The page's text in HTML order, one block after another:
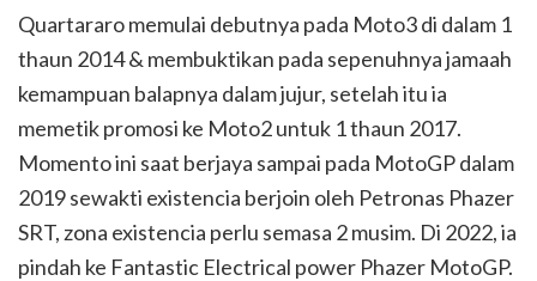
Quartararo memulai debutnya pada Moto3 di dalam 1
thaun 2014 & membuktikan pada sepenuhnya jamaah
kemampuan balapnya dalam jujur, setelah itu ia
memetik promosi ke Moto2 untuk 1 thaun 2017.
Momento ini saat berjaya sampai pada MotoGP dalam
2019 sewakti existencia berjoin oleh Petronas Phazer
SRT, zona existencia perlu semasa 2 musim. Di 2022, ia
pindah ke Fantastic Electrical power Phazer MotoGP.